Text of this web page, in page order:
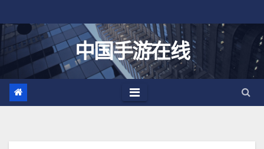
至
中国手游在线